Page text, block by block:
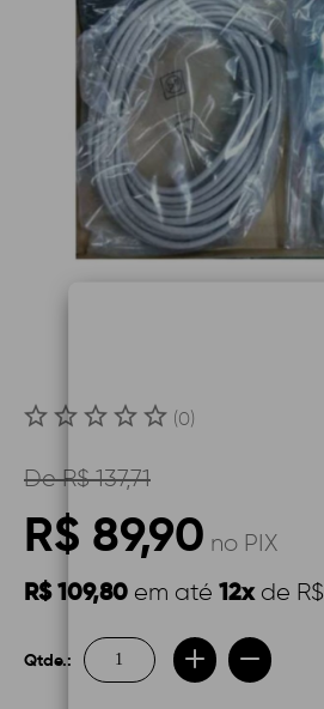
(0)
DeR$ 137,71
R$ 89,90 no PIX
R$ 109,80 em até 12xde R$
Qtde.: